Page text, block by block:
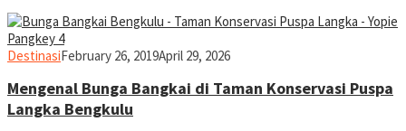
Destinasiyopiefranz
February 26, 2019April 29, 2026
Mengenal Bunga Bangkai di Taman Konservasi Puspa
Langka Bengkulu